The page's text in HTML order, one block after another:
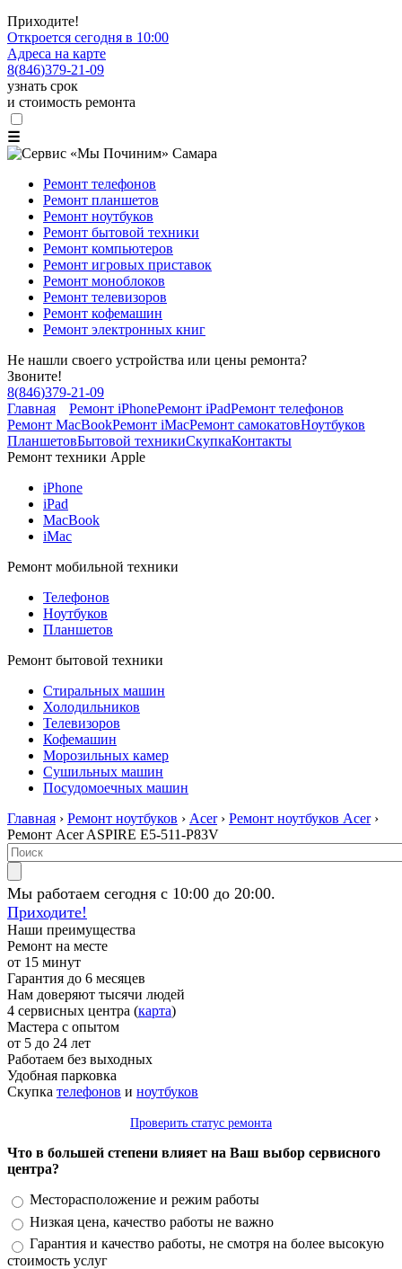
Приходите!
Откроется сегодня в 10:00
Адреса на карте
8(846)379-21-09
узнать срок
и стоимость ремонта
☰
Ремонт телефонов
Ремонт планшетов
Ремонт ноутбуков
Ремонт бытовой техники
Ремонт компьютеров
Ремонт игровых приставок
Ремонт моноблоков
Ремонт телевизоров
Ремонт кофемашин
Ремонт электронных книг
Не нашли своего устройства или цены ремонта?
Звоните!
8(846)379-21-09
Главная
Ремонт iPhoneРемонт iPadРемонт телефонов
Ремонт MacBookРемонт iMacРемонт самокатовНоутбуков
ПланшетовБытовой техникиСкупкаКонтакты
Ремонт техники Apple
iPhone
iPad
MacBook
iMac
Ремонт мобильной техники
Телефонов
Ноутбуков
Планшетов
Ремонт бытовой техники
Стиральных машин
Холодильников
Телевизоров
Кофемашин
Морозильных камер
Сушильных машин
Посудомоечных машин
Главная › Ремонт ноутбуков › Acer› Ремонт ноутбуков Acer›
Ремонт Acer ASPIRE E5-511-P83V
Мы работаем сегодня с 10:00 до 20:00.
Приходите!
Наши преимущества
Ремонт на месте
от 15 минут
Гарантия до 6 месяцев
Нам доверяют тысячи людей
4 сервисных центра (карта)
Мастера с опытом
от 5 до 24 лет
Работаем без выходных
Удобная парковка
Скупка телефонов и ноутбуков
Проверить статус ремонта
Что в большей степени влияет на Ваш выбор сервисного
центра?
Варианты
Месторасположение и режим работы
Низкая цена, качество работы не важно
Гарантия и качество работы, не смотря на более высокую
стоимость услуг